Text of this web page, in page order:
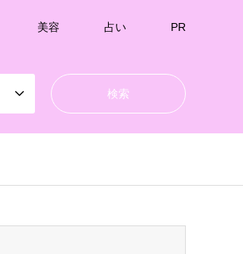
美容 占い PR